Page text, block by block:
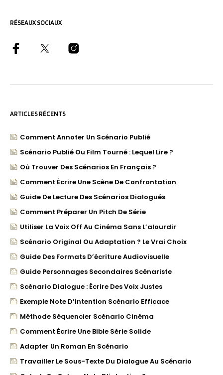
RÉSEAUX SOCIAUX
ARTICLES RÉCENTS
Comment Annoter Un Scénario Publié
Scénario Publié Ou Film Tourné : Lequel Lire ?
Où Trouver Des Scénarios En Français ?
Comment Écrire Une Scène De Confrontation
Guide De Lecture Des Scénarios Dialogués
Comment Préparer Un Pitch De Série
Utiliser La Voix Off Au Cinéma Sans L’alourdir
Scénario Original Ou Adaptation ? Le Vrai Choix
Guide Des Formats D’écriture Audiovisuelle
Guide Personnages Secondaires Scénariste
Scénario Dialogue : Écrire Des Voix Justes
Exemple Note D’intention Scénario Efficace
Méthode Séquencier Scénario Cinéma
Comment Écrire Une Bible Série Solide
Adapter Un Roman En Scénario
Travailler Le Sous-Texte Du Dialogue Au Scénario